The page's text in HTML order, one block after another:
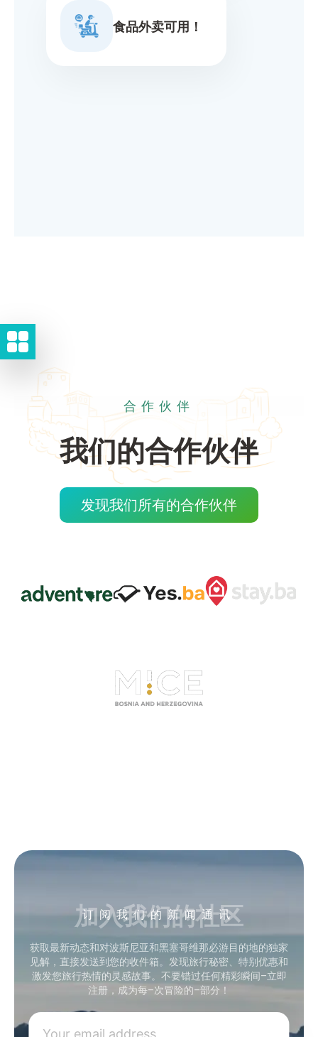
食品外卖可用！
合作伙伴
我们的合作伙伴
发现我们所有的合作伙伴
订阅我们的新闻通讯
加入我们的社区
获取最新动态和对波斯尼亚和黑塞哥维那必游目的地的独家
见解，直接发送到您的收件箱。发现旅行秘密、特别优惠和
激发您旅行热情的灵感故事。不要错过任何精彩瞬间–立即
注册，成为每–次冒险的–部分！